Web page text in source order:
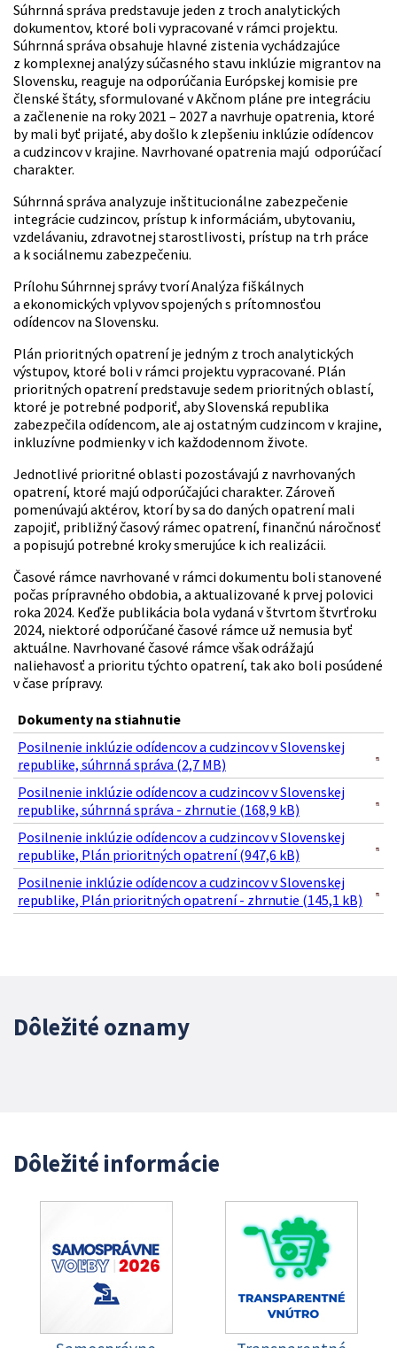
Súhrnná správa predstavuje jeden z troch analytických
dokumentov, ktoré boli vypracované v rámci projektu.
Súhrnná správa obsahuje hlavné zistenia vychádzajúce
z komplexnej analýzy súčasného stavu inklúzie migrantov na
Slovensku, reaguje na odporúčania Európskej komisie pre
členské štáty, sformulované v Akčnom pláne pre integráciu
a začlenenie na roky 2021 – 2027 a navrhuje opatrenia, ktoré
by mali byť prijaté, aby došlo k zlepšeniu inklúzie odídencov
a cudzincov v krajine. Navrhované opatrenia majú odporúčací
charakter.
Súhrnná správa analyzuje inštitucionálne zabezpečenie
integrácie cudzincov, prístup k informáciám, ubytovaniu,
vzdelávaniu, zdravotnej starostlivosti, prístup na trh práce
a k sociálnemu zabezpečeniu.
Prílohu Súhrnnej správy tvorí Analýza fiškálnych
a ekonomických vplyvov spojených s prítomnosťou
odídencov na Slovensku.
Plán prioritných opatrení je jedným z troch analytických
výstupov, ktoré boli v rámci projektu vypracované. Plán
prioritných opatrení predstavuje sedem prioritných oblastí,
ktoré je potrebné podporiť, aby Slovenská republika
zabezpečila odídencom, ale aj ostatným cudzincom v krajine,
inkluzívne podmienky v ich každodennom živote.
Jednotlivé prioritné oblasti pozostávajú z navrhovaných
opatrení, ktoré majú odporúčajúci charakter. Zároveň
pomenúvajú aktérov, ktorí by sa do daných opatrení mali
zapojiť, približný časový rámec opatrení, finančnú náročnosť
a popisujú potrebné kroky smerujúce k ich realizácii.
Časové rámce navrhované v rámci dokumentu boli stanovené
počas prípravného obdobia, a aktualizované k prvej polovici
roka 2024. Keďže publikácia bola vydaná v štvrtom štvrťroku
2024, niektoré odporúčané časové rámce už nemusia byť
aktuálne. Navrhované časové rámce však odrážajú
naliehavosť a prioritu týchto opatrení, tak ako boli posúdené
v čase prípravy.
Dokumenty na stiahnutie
Posilnenie inklúzie odídencov a cudzincov v Slovenskej
republike, súhrnná správa (2,7 MB)
Posilnenie inklúzie odídencov a cudzincov v Slovenskej
republike, súhrnná správa - zhrnutie (168,9 kB)
Posilnenie inklúzie odídencov a cudzincov v Slovenskej
republike, Plán prioritných opatrení (947,6 kB)
Posilnenie inklúzie odídencov a cudzincov v Slovenskej
republike, Plán prioritných opatrení - zhrnutie (145,1 kB)
Dôležité oznamy
Dôležité informácie